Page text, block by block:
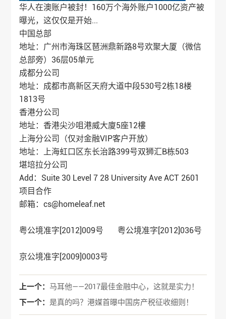
华人在澳账户被封！160万个海外账户1000亿资产被
曝光，这仅仅是开始...
中国总部
地址：广州市海珠区琶洲鼎新路8号欢聚大厦（微信
总部旁）36层05单元
成都分公司
地址：成都市高新区天府大道中段530号2栋18楼
1813号
香港分公司
地址：香港尖沙咀港威大廈5座12樓
上海分公司（仅对金融VIP客户开放）
地址：上海虹口区东长治路399号双狮汇B栋503
堪培拉分公司
Add：Suite 30 Level 7 28 University Ave ACT 2601
项目合作
邮箱：cs@homeleaf.net
粤公境准字[2012]009号 粤公境准字[2012]036号
京公境准字[2009]0003号
上一个： 马耳他——2017最佳金融中心，这就是实力！
下一个： 是真的吗？港媒首曝中国房产税征收细则！